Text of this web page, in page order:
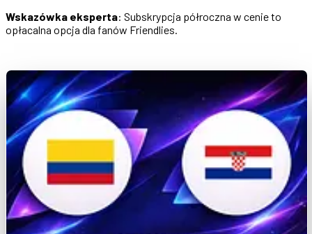
Wskazówka eksperta: Subskrypcja półroczna w cenie to
opłacalna opcja dla fanów Friendlies.